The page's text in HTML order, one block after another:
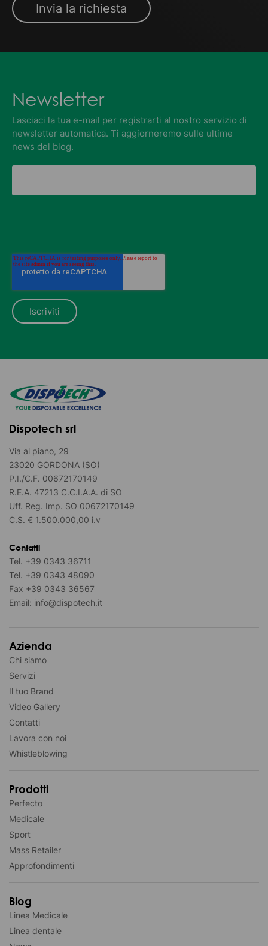
Newsletter
Lasciaci la tua e-mail per registrarti al nostro servizio di
newsletter automatica. Ti aggiorneremo sulle ultime
news del blog.
Dispotech srl
Via al piano, 29
23020 GORDONA (SO)
P.I./C.F. 00672170149
R.E.A. 47213 C.C.I.A.A. di SO
Uff. Reg. Imp. SO 00672170149
C.S. € 1.500.000,00 i.v
Contatti
Tel. +39 0343 36711
Tel. +39 0343 48090
Fax +39 0343 36567
Email: info@dispotech.it
Azienda
Chi siamo
Servizi
Il tuo Brand
Video Gallery
Contatti
Lavora con noi
Whistleblowing
Prodotti
Perfecto
Medicale
Sport
Mass Retailer
Approfondimenti
Blog
Linea Medicale
Linea dentale